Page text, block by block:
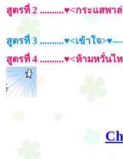
สูตรที่ 2 ..........♥<กระแสพาล่
สูตรที่ 3 ..........♥<เข้าใจ
สูตรที่ 4 ..........♥<ห้ามหวั่นไห